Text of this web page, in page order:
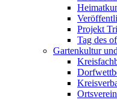
Projekt
Tag des
Gartenkultur